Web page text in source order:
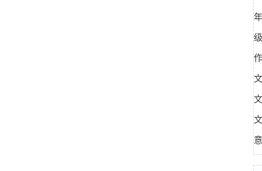
文
文
文